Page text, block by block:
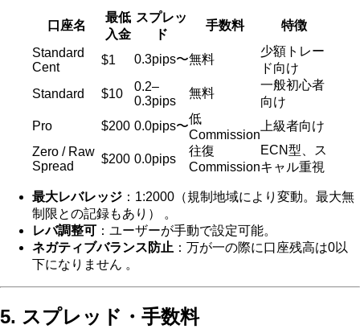
口座名
最低
入金
スプレッ
ド
手数料
特徴
Standard
Cent
$1 0.3pips〜無料
少額トレー
ド向け
Standard
$10
0.2–
0.3pips
無料
一般初心者
向け
Pro
$200 0.0pips〜
低
Commission
上級者向け
Zero / Raw
Spread
$200 0.0pips
往復
Commission
ECN型、ス
キャル重視
最大レバレッジ ：1:2000（規制地域により変動。最大無
制限との記録もあり） 。
レバ調整可 ：ユーザーが手動で設定可能。
ネガティブバランス防止 ：万が一の際に口座残高は0以
下になりません 。
5. スプレッド・手数料